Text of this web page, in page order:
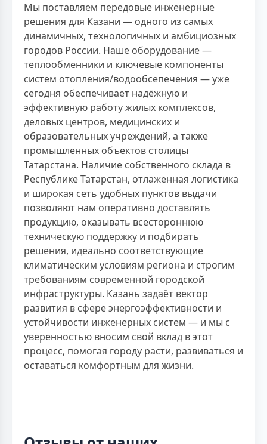
Мы поставляем передовые инженерные
решения для Казани — одного из самых
динамичных, технологичных и амбициозных
городов России. Наше оборудование —
теплообменники и ключевые компоненты
систем отопления/водообсепечения — уже
сегодня обеспечивает надёжную и
эффективную работу жилых комплексов,
деловых центров, медицинских и
образовательных учреждений, а также
промышленных объектов столицы
Татарстана. Наличие собственного склада в
Республике Татарстан, отлаженная логистика
и широкая сеть удобных пунктов выдачи
позволяют нам оперативно доставлять
продукцию, оказывать всестороннюю
техническую поддержку и подбирать
решения, идеально соответствующие
климатическим условиям региона и строгим
требованиям современной городской
инфраструктуры. Казань задаёт вектор
развития в сфере энергоэффективности и
устойчивости инженерных систем — и мы с
уверенностью вносим свой вклад в этот
процесс, помогая городу расти, развиваться и
оставаться комфортным для жизни.